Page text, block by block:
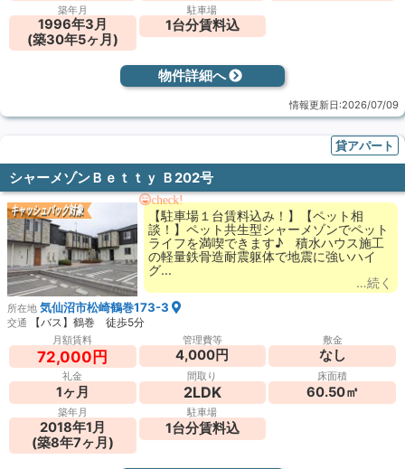
築年月
1996年3月
(築30年5ヶ月)
駐車場
1台分賃料込
物件詳細へ
情報更新日:2026/07/09
貸アパート
シャーメゾンＢｅｔｔｙ Ｂ202号
キャッシュバック対象
check!
【駐車場１台賃料込み！】【ペット相
談！】ペット共生型シャーメゾンでペット
ライフを満喫できます♪ 積水ハウス施工
の軽量鉄骨造耐震躯体で地震に強いハイ
グ...
…続く
所在地 気仙沼市松崎鶴巻173-3
交通 【バス】鶴巻 徒歩5分
月額賃料
72,000円
管理費等
4,000円
敷金
なし
礼金
1ヶ月
間取り
2LDK
床面積
60.50㎡
築年月
2018年1月
(築8年7ヶ月)
駐車場
1台分賃料込